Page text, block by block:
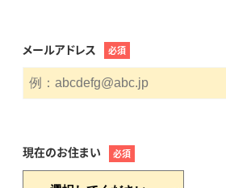
メールアドレス 必須
現在のお住まい 必須